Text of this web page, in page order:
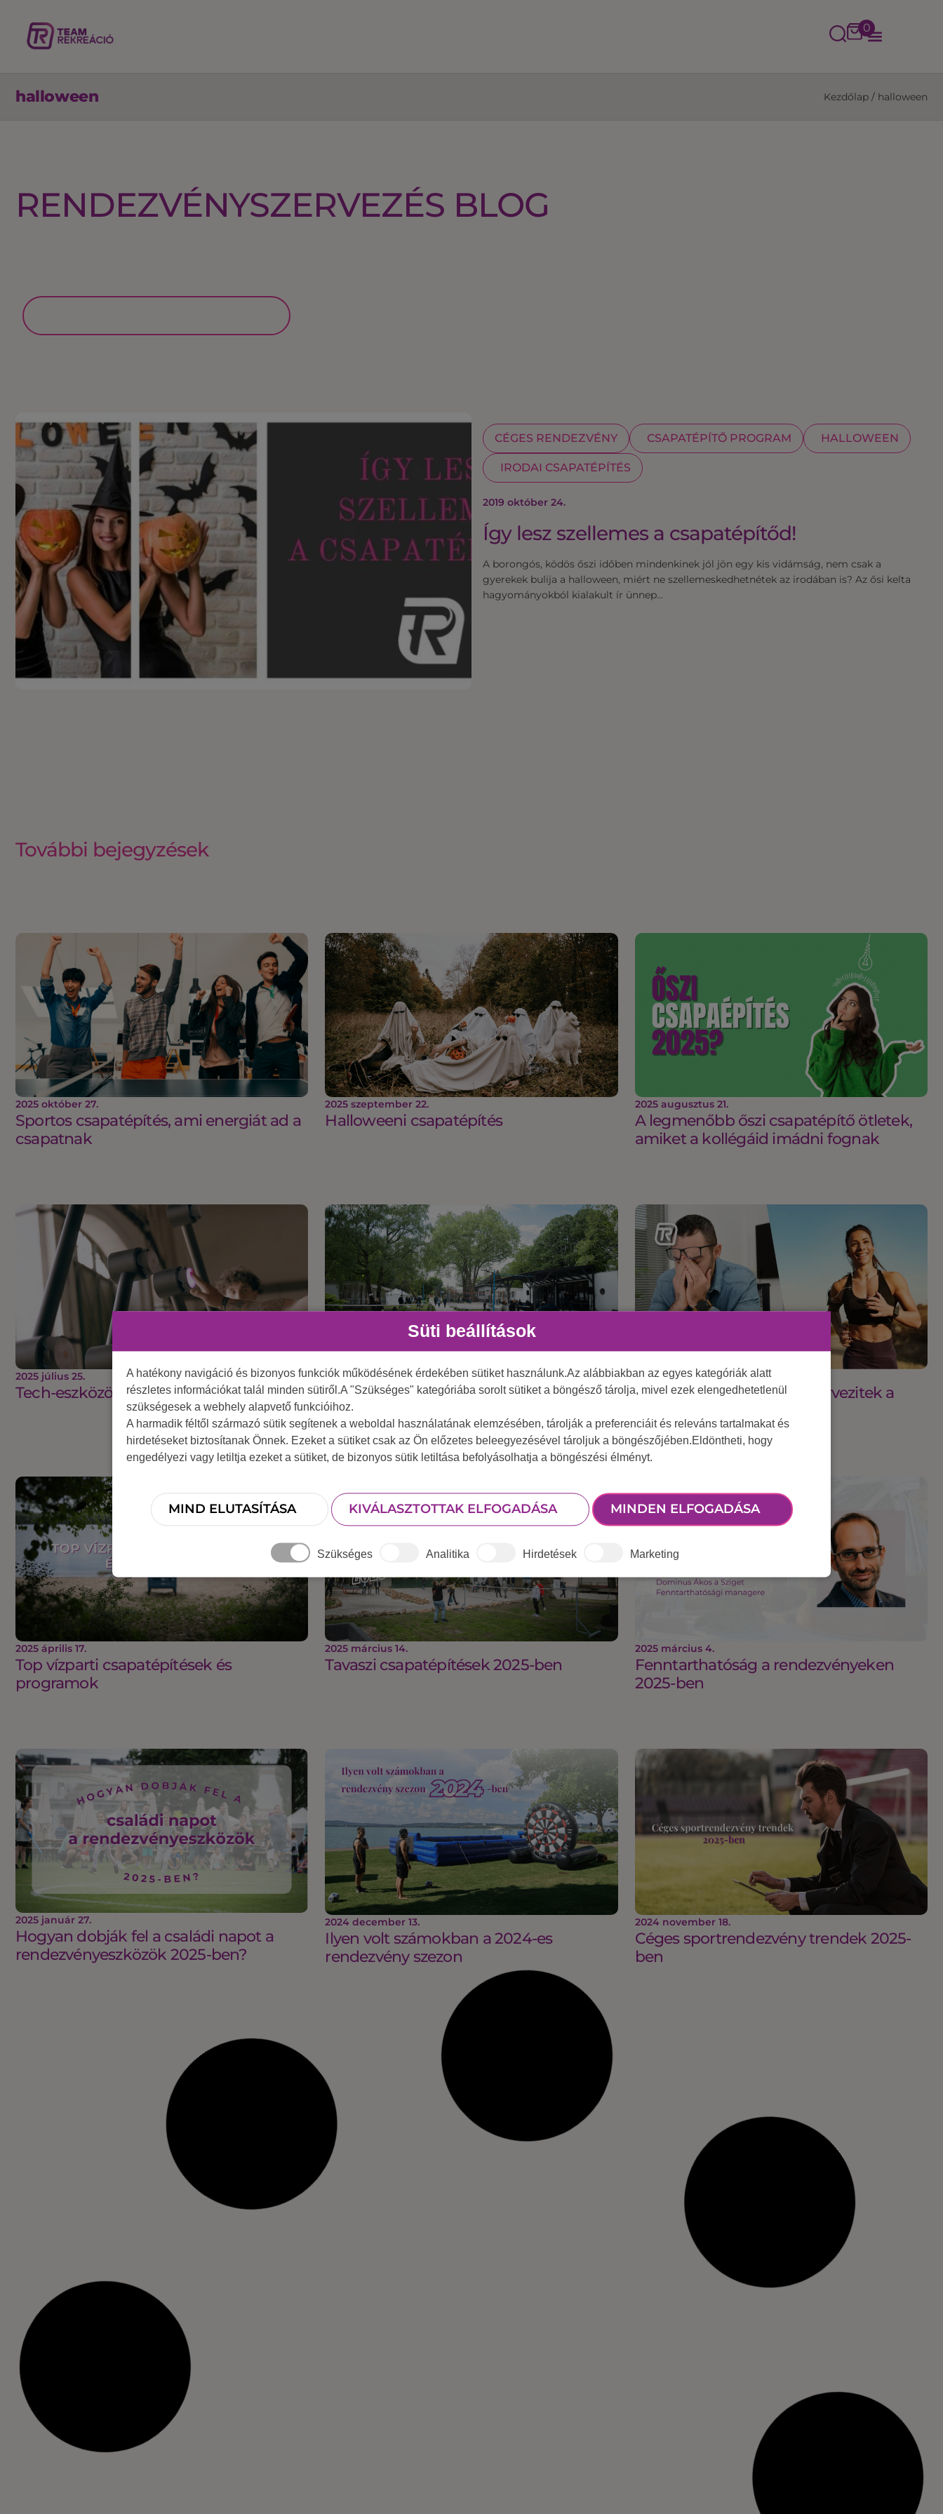
0
halloween Kezdőlap / halloween
RENDEZVÉNYSZERVEZÉS BLOG
CÉGES RENDEZVÉNY CSAPATÉPÍTŐ PROGRAM HALLOWEEN
IRODAI CSAPATÉPÍTÉS
2019 október 24.
Így lesz szellemes a csapatépítőd!
A borongós, ködös őszi időben mindenkinek jól jön egy kis vidámság, nem csak a
gyerekek bulija a halloween, miért ne szellemeskedhetnétek az irodában is? Az ősi kelta
hagyományokból kialakult ír ünnep…
További bejegyzések
2025 október 27.
Sportos csapatépítés, ami energiát ad a
csapatnak
2025 szeptember 22.
Halloweeni csapatépítés
2025 augusztus 21.
A legmenőbb őszi csapatépítő ötletek,
amiket a kollégáid imádni fognak
2025 július 25.
Tech-eszközök, amikért sorban állnak
2025 június 24.
Egy nap kikapcsolódás a csapatoddal a
Duna-parton
2025 május 29.
Ti mennyire tudatosan szervezitek a
2025 április 17.
Top vízparti csapatépítések és
programok
2025 március 14.
Tavaszi csapatépítések 2025-ben
2025 március 4.
Fenntarthatóság a rendezvényeken
2025-ben
2025 január 27.
Hogyan dobják fel a családi napot a
rendezvényeszközök 2025-ben?
2024 december 13.
Ilyen volt számokban a 2024-es
rendezvény szezon
2024 november 18.
Céges sportrendezvény trendek 2025-
ben
Hozd ki a maximumot az őszből,
2024 augusztus 14.
TOP 5 bérelhető irodai sporteszköz
Mini nyári csapatépítések, hogy ne
essen szét a brigád
Süti beállítások
A hatékony navigáció és bizonyos funkciók működésének érdekében sütiket használunk.Az alábbiakban az egyes kategóriák alatt
részletes információkat talál minden sütiről.A "Szükséges" kategóriába sorolt sütiket a böngésző tárolja, mivel ezek elengedhetetlenül
szükségesek a webhely alapvető funkcióihoz.
A harmadik féltől származó sütik segítenek a weboldal használatának elemzésében, tárolják a preferenciáit és releváns tartalmakat és
hirdetéseket biztosítanak Önnek. Ezeket a sütiket csak az Ön előzetes beleegyezésével tároljuk a böngészőjében.Eldöntheti, hogy
engedélyezi vagy letiltja ezeket a sütiket, de bizonyos sütik letiltása befolyásolhatja a böngészési élményt.
MIND ELUTASÍTÁSA KIVÁLASZTOTTAK ELFOGADÁSA MINDEN ELFOGADÁSA
Szükséges Analitika Hirdetések Marketing